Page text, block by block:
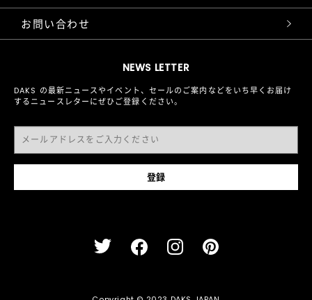
NEWS LETTER
DAKS の最新ニュースやイベント、セールのご案内などをいち早くお届け
するニュースレターにぜひご登録ください。
お問い合わせ